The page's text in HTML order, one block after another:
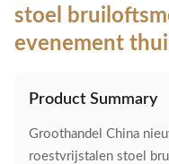
stoel
evenement
Product Summary
Groothandel China
roestvrijstalen stoel